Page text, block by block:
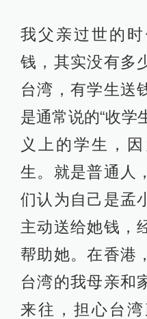
我父亲过世的
钱，其实没有多
台湾，有学生送
是通常说的“收学
义上的学生，
生。就是普通人
们认为自己是孟
主动送给她钱，
帮助她。在香港
台湾的我母亲和
来往，担心台